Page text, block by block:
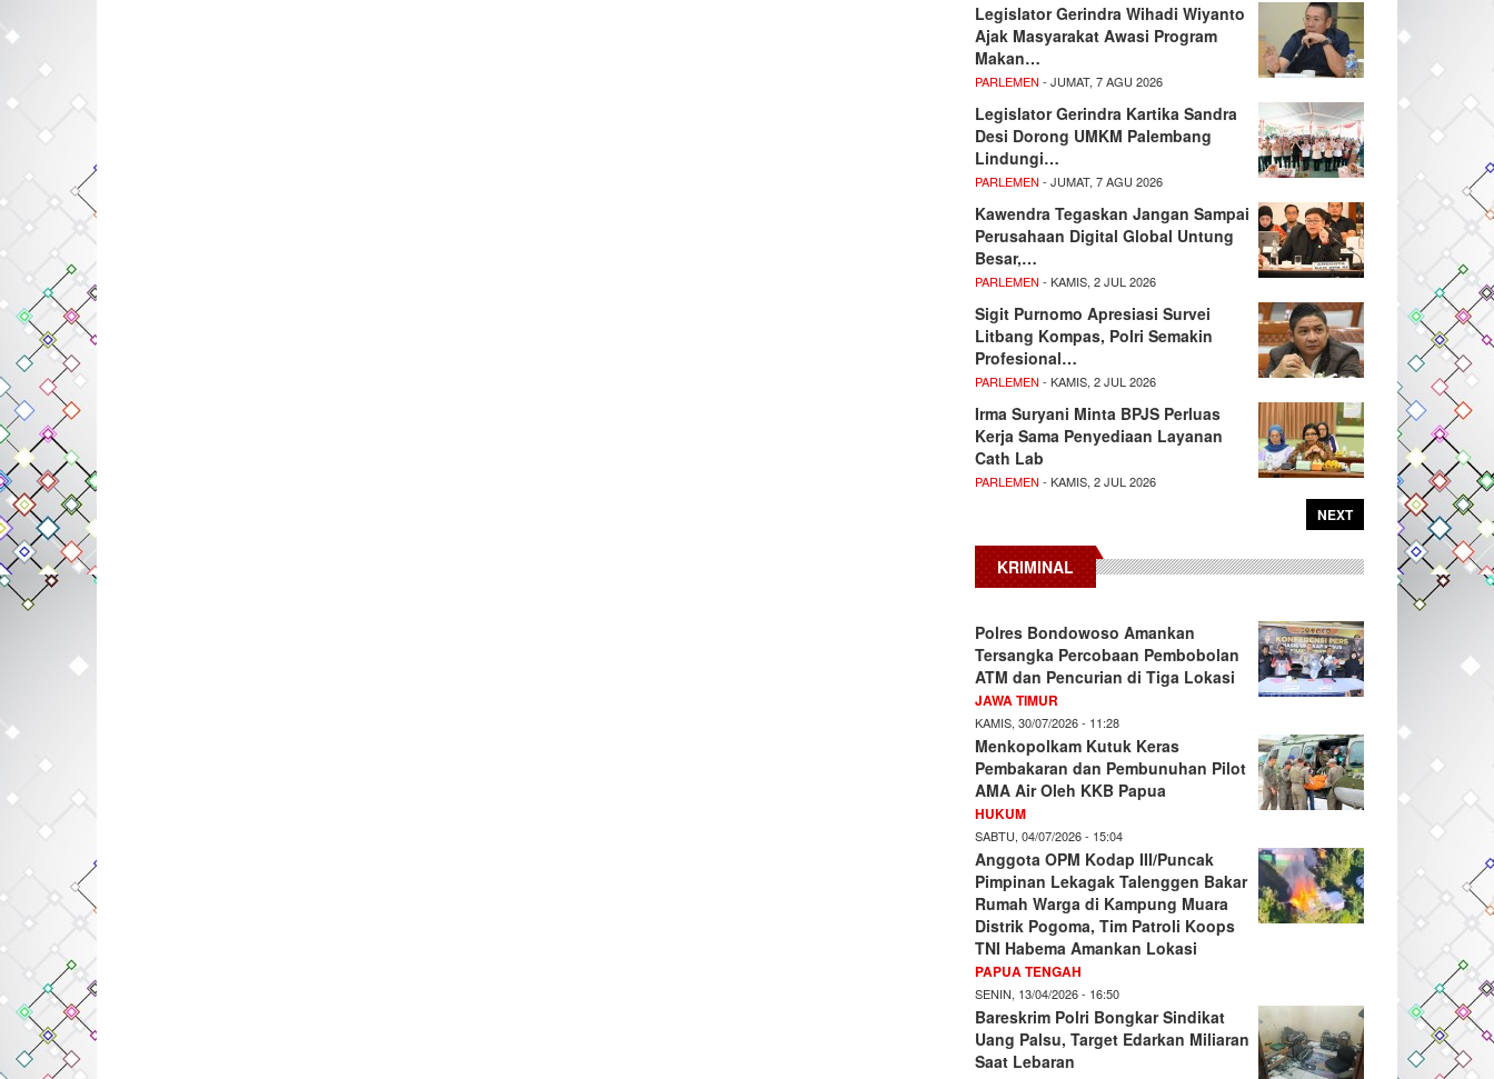
Legislator Gerindra Wihadi Wiyanto
Ajak Masyarakat Awasi Program
Makan…
PARLEMEN - JUMAT, 7 AGU 2026
Legislator Gerindra Kartika Sandra
Desi Dorong UMKM Palembang
Lindungi…
PARLEMEN - JUMAT, 7 AGU 2026
Kawendra Tegaskan Jangan Sampai
Perusahaan Digital Global Untung
Besar,…
PARLEMEN - KAMIS, 2 JUL 2026
Sigit Purnomo Apresiasi Survei
Litbang Kompas, Polri Semakin
Profesional…
PARLEMEN - KAMIS, 2 JUL 2026
Irma Suryani Minta BPJS Perluas
Kerja Sama Penyediaan Layanan
Cath Lab
PARLEMEN - KAMIS, 2 JUL 2026
NEXT
KRIMINAL
Polres Bondowoso Amankan
Tersangka Percobaan Pembobolan
ATM dan Pencurian di Tiga Lokasi
JAWA TIMUR
KAMIS, 30/07/2026 - 11:28
Menkopolkam Kutuk Keras
Pembakaran dan Pembunuhan Pilot
AMA Air Oleh KKB Papua
HUKUM
SABTU, 04/07/2026 - 15:04
Anggota OPM Kodap III/Puncak
Pimpinan Lekagak Talenggen Bakar
Rumah Warga di Kampung Muara
Distrik Pogoma, Tim Patroli Koops
TNI Habema Amankan Lokasi
PAPUA TENGAH
SENIN, 13/04/2026 - 16:50
Bareskrim Polri Bongkar Sindikat
Uang Palsu, Target Edarkan Miliaran
Saat Lebaran